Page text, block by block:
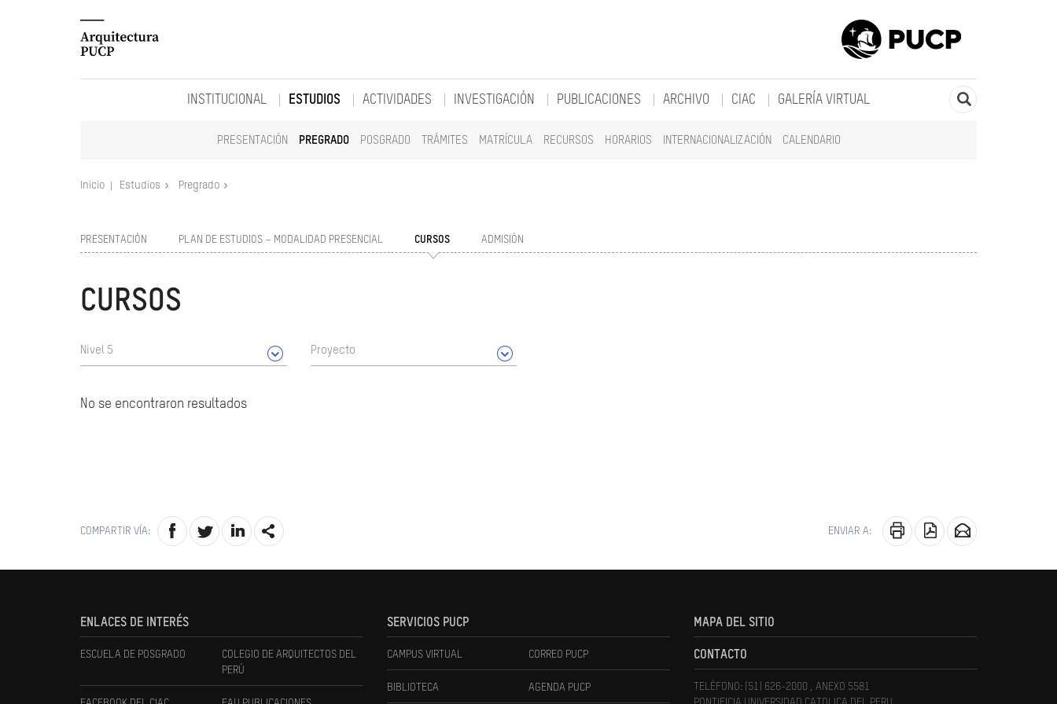
INSTITUCIONAL ESTUDIOS
PRESENTACIÓN PREGRADO POSGRADO TRÁMITES MATRÍCULA RECURSOS HORARIOS INTERNACIONALIZACIÓN CALENDARIO
ACTIVIDADES INVESTIGACIÓN PUBLICACIONES ARCHIVO CIAC GALERÍA VIRTUAL
Inicio Estudios Pregrado
PRESENTACIÓN PLAN DE ESTUDIOS – MODALIDAD PRESENCIAL CURSOS ADMISIÓN
CURSOS
Nivel 5 Proyecto
No se encontraron resultados
COMPARTIR VÍA: ENVIAR A:
ENLACES DE INTERÉS
ESCUELA DE POSGRADO
COLEGIO DE ARQUITECTOS DEL
PERÚ
SERVICIOS PUCP
CAMPUS VIRTUAL CORREO PUCP
BIBLIOTECA AGENDA PUCP
MAPA DEL SITIO
CONTACTO
TELÉFONO: (51) 626-2000 , ANEXO 5581